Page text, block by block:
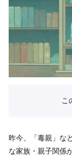
こ
昨今、「毒親」な
な家族・親子関係